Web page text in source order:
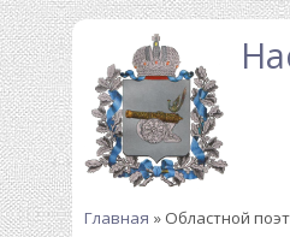
содержанию
Главная » Областной